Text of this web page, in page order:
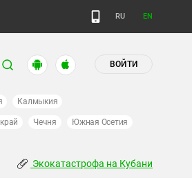
RU EN
ВОЙТИ
Калмыкия
Чечня Южная Осетия
Экокатастрофа на Кубани